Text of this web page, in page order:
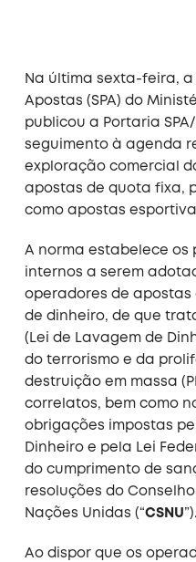
Na última sexta-feira, a
Apostas (SPA) do
publicou a Portaria SPA/
seguimento à agenda
exploração comercial
apostas de quota fixa,
como apostas
A norma estabelece os
internos a serem
operadores de
de dinheiro, de que trata
(Lei de Lavagem de
do terrorismo e da
destruição em massa
correlatos, bem como
obrigações impostas
Dinheiro e pela Lei
do cumprimento de
resoluções do
Nações Unidas (“CSNU”).
Ao dispor que os